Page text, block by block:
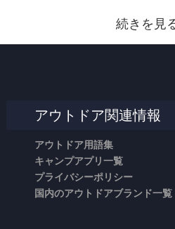
続きを見
アウトドア関連情報
アウトドア用語集
キャンプアプリ一覧
プライバシーポリシー
国内のアウトドアブランド一覧